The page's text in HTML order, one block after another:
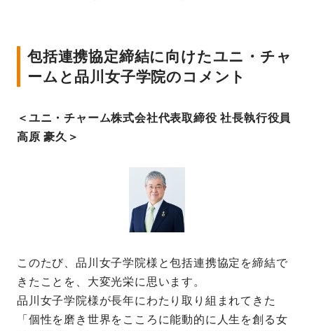
包括連携協定締結に向けたユニ・チャ
ームと品川女子学院のコメント
＜ユニ・チャーム株式会社代表取締役 社長執行役員
高原 豪久＞
このたび、品川女子学院様と包括連携協定を締結で
きたことを、大変光栄に思います。
品川女子学院様が長年にわたり取り組まれてきた
「個性を磨き世界をこころに能動的に人生を創る女